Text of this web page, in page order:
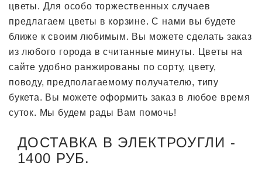
цветы. Для особо торжественных случаев
предлагаем цветы в корзине. С нами вы будете
ближе к своим любимым. Вы можете сделать заказ
из любого города в считанные минуты. Цветы на
сайте удобно ранжированы по сорту, цвету,
поводу, предполагаемому получателю, типу
букета. Вы можете оформить заказ в любое время
суток. Мы будем рады Вам помочь!
ДОСТАВКА В ЭЛЕКТРОУГЛИ -
1400 РУБ.